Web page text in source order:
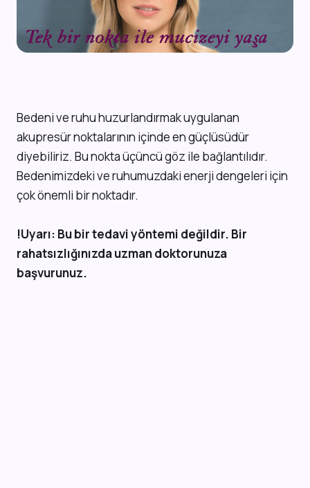
Bedeni ve ruhu huzurlandırmak uygulanan
akupresür noktalarının içinde en güçlüsüdür
diyebiliriz. Bu nokta üçüncü göz ile bağlantılıdır.
Bedenimizdeki ve ruhumuzdaki enerji dengeleri için
çok önemli bir noktadır.
!Uyarı: Bu bir tedavi yöntemi değildir. Bir
rahatsızlığınızda uzman doktorunuza
başvurunuz.